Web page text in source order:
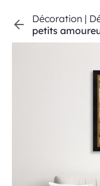
Décoration |
petits